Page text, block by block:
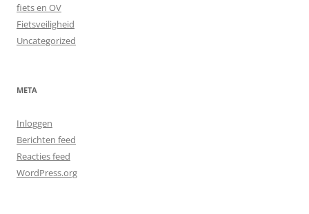
fiets en OV
Fietsveiligheid
Uncategorized
META
Inloggen
Berichten feed
Reacties feed
WordPress.org